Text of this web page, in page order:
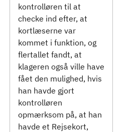
kontrolløren til at
checke ind efter, at
kortlæserne var
kommet i funktion, og
flertallet fandt, at
klageren også ville have
fået den mulighed, hvis
han havde gjort
kontrolløren
opmærksom på, at han
havde et Rejsekort,